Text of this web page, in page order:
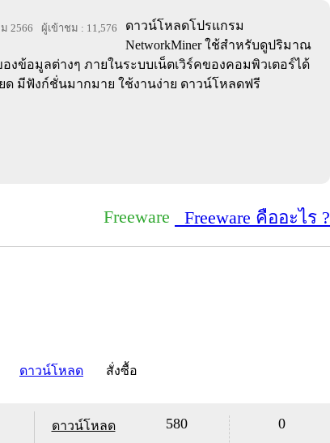
2566 ผู้เข้าชม : 11,576
ดาวน์โหลดโปรแกรม
NetworkMiner ใช้สำหรับดูปริมาณ
งข้อมูลต่างๆ ภายในระบบเน็ตเวิร์คของคอมพิวเตอร์ได้
ยด มีฟังก์ชั่นมากมาย ใช้งานง่าย ดาวน์โหลดฟรี
Freeware Freeware คืออะไร ?
ดาวน์โหลด สั่งซื้อ
ดาวน์โหลด 580 0